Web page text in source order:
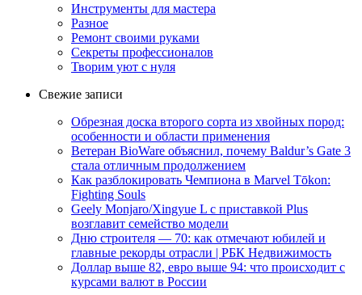
Инструменты для мастера
Разное
Ремонт своими руками
Секреты профессионалов
Творим уют с нуля
Свежие записи
Обрезная доска второго сорта из хвойных пород:
особенности и области применения
Ветеран BioWare объяснил, почему Baldur’s Gate 3
стала отличным продолжением
Как разблокировать Чемпиона в Marvel Tōkon:
Fighting Souls
Geely Monjaro/Xingyue L с приставкой Plus
возглавит семейство модели
Дню строителя — 70: как отмечают юбилей и
главные рекорды отрасли | РБК Недвижимость
Доллар выше 82, евро выше 94: что происходит с
курсами валют в России